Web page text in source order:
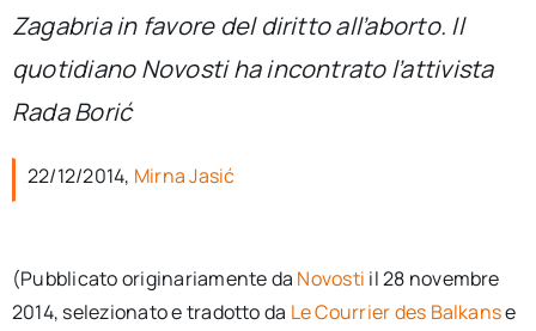
Chi siamo
per:
Newsletter
Ita
Zagabria in favore del diritto all’aborto. Il
quotidianoNovostiha incontrato l’attivista
Rada Borić
22/12/2014, Mirna Jasić
(Pubblicato originariamente da Novosti il 28 novembre
2014, selezionato e tradotto da Le Courrier des Balkanse